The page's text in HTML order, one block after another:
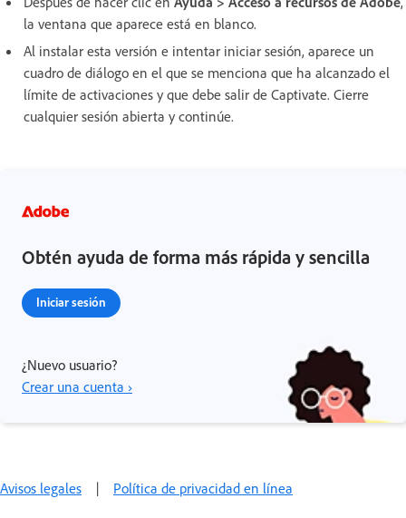
la ventana que aparece está en blanco.
Al instalar esta versión e intentar iniciar sesión, aparece un
cuadro de diálogo en el que se menciona que ha alcanzado el
límite de activaciones y que debe salir de Captivate. Cierre
cualquier sesión abierta y continúe.
Obtén ayuda de forma más rápida y sencilla
Iniciar sesión
¿Nuevo usuario?
Crear una cuenta ›
Avisos legales | Política de privacidad en línea